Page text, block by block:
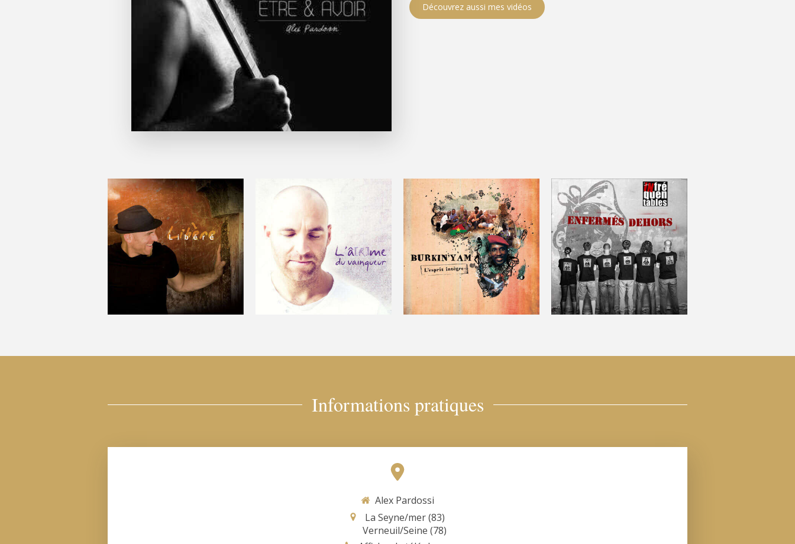
Découvrez aussi mes vidéos
Informations pratiques
Alex Pardossi
La Seyne/mer (83)
Verneuil/Seine (78)